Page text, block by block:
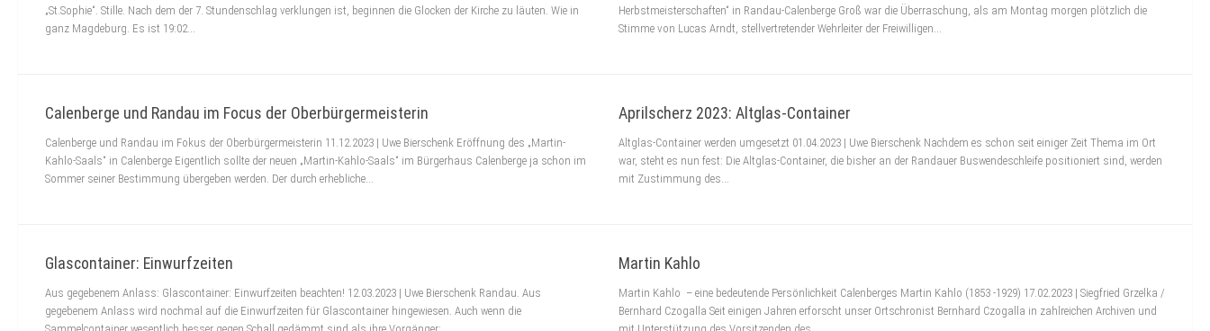
„St.Sophie“. Stille. Nach dem der 7. Stundenschlag verklungen ist, beginnen die Glocken der Kirche zu läuten. Wie in
ganz Magdeburg. Es ist 19:02...
Herbstmeisterschaften“ in Randau-Calenberge Groß war die Überraschung, als am Montag morgen plötzlich die
Stimme von Lucas Arndt, stellvertretender Wehrleiter der Freiwilligen...
Calenberge und Randau im Focus der Oberbürgermeisterin
Calenberge und Randau im Fokus der Oberbürgermeisterin 11.12.2023 | Uwe Bierschenk Eröffnung des „Martin-
Kahlo-Saals“ in Calenberge Eigentlich sollte der neuen „Martin-Kahlo-Saals“ im Bürgerhaus Calenberge ja schon im
Sommer seiner Bestimmung übergeben werden. Der durch erhebliche...
Aprilscherz 2023: Altglas-Container
Altglas-Container werden umgesetzt 01.04.2023 | Uwe Bierschenk Nachdem es schon seit einiger Zeit Thema im Ort
war, steht es nun fest: Die Altglas-Container, die bisher an der Randauer Buswendeschleife positioniert sind, werden
mit Zustimmung des...
Glascontainer: Einwurfzeiten
Aus gegebenem Anlass: Glascontainer: Einwurfzeiten beachten! 12.03.2023 | Uwe Bierschenk Randau. Aus
gegebenem Anlass wird nochmal auf die Einwurfzeiten für Glascontainer hingewiesen. Auch wenn die
Martin Kahlo
Martin Kahlo – eine bedeutende Persönlichkeit Calenberges Martin Kahlo (1853 -1929) 17.02.2023 | Siegfried Grzelka /
Bernhard Czogalla Seit einigen Jahren erforscht unser Ortschronist Bernhard Czogalla in zahlreichen Archiven und